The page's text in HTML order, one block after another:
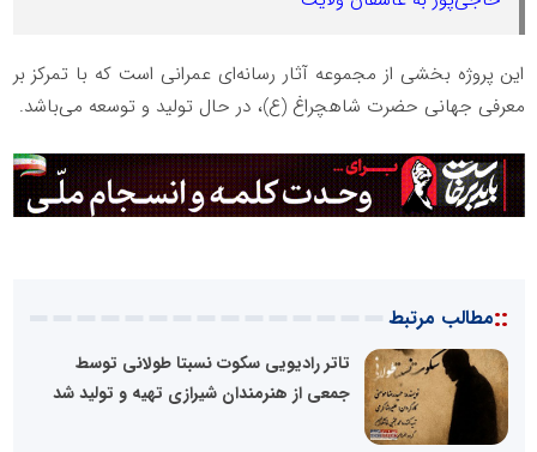
این پروژه بخشی از مجموعه آثار رسانه‌ای عمرانی است که با تمرکز بر
معرفی جهانی حضرت شاهچراغ (ع)، در حال تولید و توسعه می‌باشد.
::مطالب مرتبط
تاتر رادیویی سکوت نسبتا طولانی توسط
جمعی از هنرمندان شیرازی تهیه و تولید شد